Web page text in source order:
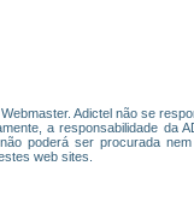
Adictel não se
a responsabilidade da
poderá ser procurada
web sites.